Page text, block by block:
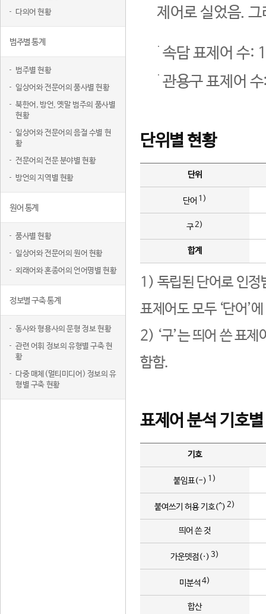
다의어 현황
범주별 통계
범주별 현황
일상어와 전문어의 품사별 현황
북한어, 방언, 옛말 범주의 품사별
현황
일상어와 전문어의 음절 수별 현
황
전문어의 전문 분야별 현황
방언의 지역별 현황
원어 통계
품사별 현황
일상어와 전문어의 원어 현황
외래어와 혼종어의 언어명별 현황
정보별 구축 통계
동사와 형용사의 문형 정보 현황
관련 어휘 정보의 유형별 구축 현
황
다중 매체(멀티미디어) 정보의 유
형별 구축 현황
제어로 실었음.
속담 표제어 수:
관용구 표제어
단위별 현황
단위
단어 1)
구2)
합계
1) 독립된 단어로 인정
표제어도 모두 ‘단어’
2) ‘구’는 띄어 쓴 표
함함.
표제어 분석 기호
기호
붙임표(-) 1)
붙여쓰기 허용 기호(^) 2)
띄어 쓴 것
가운뎃점(·) 3)
미분석 4)
합산